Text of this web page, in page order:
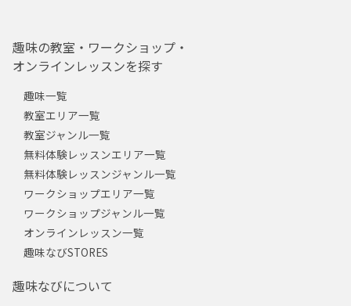
趣味の教室・ワークショップ・
オンラインレッスンを探す
趣味一覧
教室エリア一覧
教室ジャンル一覧
無料体験レッスンエリア一覧
無料体験レッスンジャンル一覧
ワークショップエリア一覧
ワークショップジャンル一覧
オンラインレッスン一覧
趣味なびSTORES
趣味なびについて